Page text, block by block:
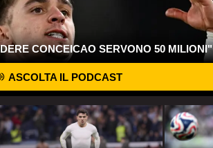
CONCEICAO SERVONO 50 MILIONI"
ASCOLTA IL PODCAST